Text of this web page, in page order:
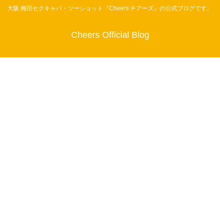
大阪 梅田セクキャバ・ツーショット『Cheers チアーズ』の公式ブログです。
Cheers Official Blog